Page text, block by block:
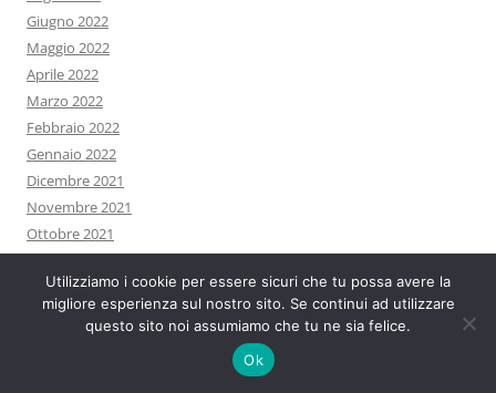
Giugno 2022
Maggio 2022
Aprile 2022
Marzo 2022
Febbraio 2022
Gennaio 2022
Dicembre 2021
Novembre 2021
Ottobre 2021
Agosto 2021
Luglio 2021
Giugno 2021
Utilizziamo i cookie per essere sicuri che tu possa avere la
migliore esperienza sul nostro sito. Se continui ad utilizzare
questo sito noi assumiamo che tu ne sia felice.
Ok